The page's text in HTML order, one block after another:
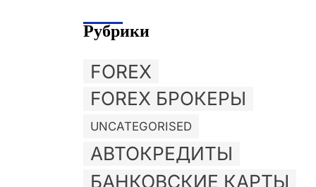
Рубрики
FOREX
FOREX БРОКЕРЫ
UNCATEGORISED
АВТОКРЕДИТЫ
БАНКОВСКИЕ КАРТЫ